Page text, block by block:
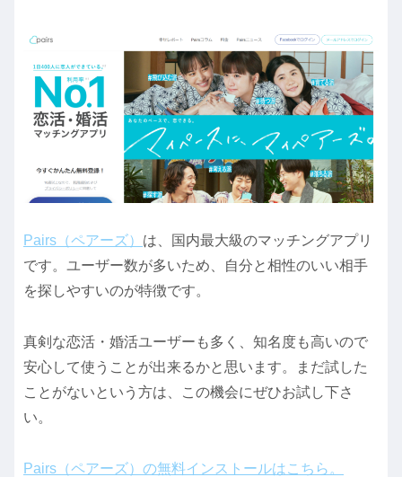
Pairs（ペアーズ） は、国内最大級のマッチングアプリ
です。ユーザー数が多いため、自分と相性のいい相手
を探しやすいのが特徴です。
真剣な恋活・婚活ユーザーも多く、知名度も高いので
安心して使うことが出来るかと思います。まだ試した
ことがないという方は、この機会にぜひお試し下さ
い。
Pairs（ペアーズ）の無料インストールはこちら。